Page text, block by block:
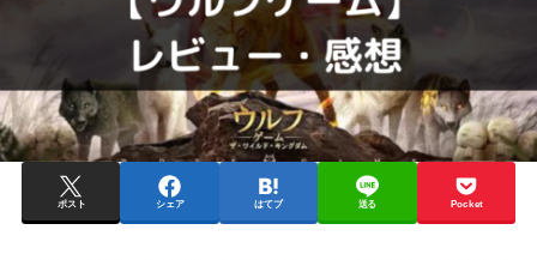
ポスト シェア はてブ 送る Pocket